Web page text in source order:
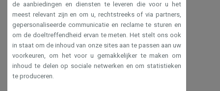
de aanbiedingen en diensten te leveren die voor u het
meest relevant zijn en om u, rechtstreeks of via partners,
gepersonaliseerde communicatie en reclame te sturen en
om de doeltreffendheid ervan te meten. Het stelt ons ook
in staat om de inhoud van onze sites aan te passen aan uw
voorkeuren, om het voor u gemakkelijker te maken om
inhoud te delen op sociale netwerken en om statistieken
te produceren.